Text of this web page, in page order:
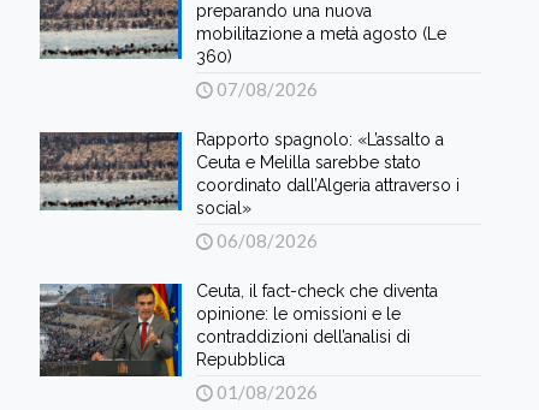
preparando una nuova
mobilitazione a metà agosto (Le
360)
07/08/2026
Rapporto spagnolo: «L’assalto a
Ceuta e Melilla sarebbe stato
coordinato dall’Algeria attraverso i
social»
06/08/2026
Ceuta, il fact-check che diventa
opinione: le omissioni e le
contraddizioni dell’analisi di
Repubblica
01/08/2026